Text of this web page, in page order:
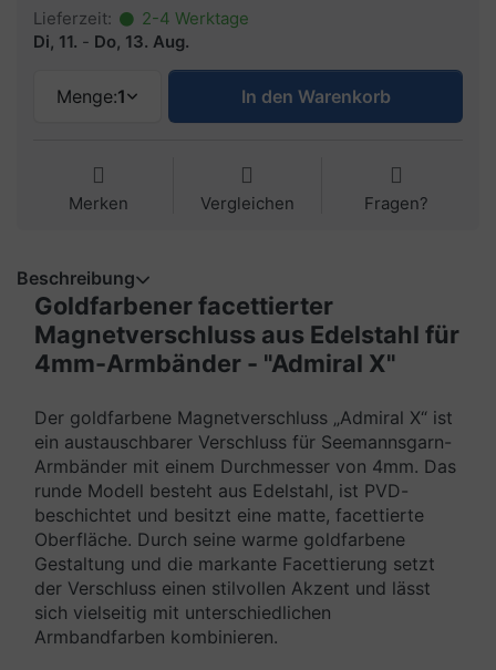
Lieferzeit:
2-4 Werktage
Di, 11. - Do, 13. Aug.
Menge:1 In den Warenkorb
Merken Vergleichen Fragen?
Beschreibung
Goldfarbener facettierter
Magnetverschluss aus Edelstahl für
4mm-Armbänder - "Admiral X"
Der goldfarbene Magnetverschluss „Admiral X“ ist
ein austauschbarer Verschluss für Seemannsgarn-
Armbänder mit einem Durchmesser von 4mm. Das
runde Modell besteht aus Edelstahl, ist PVD-
beschichtet und besitzt eine matte, facettierte
Oberfläche. Durch seine warme goldfarbene
Gestaltung und die markante Facettierung setzt
der Verschluss einen stilvollen Akzent und lässt
sich vielseitig mit unterschiedlichen
Armbandfarben kombinieren.